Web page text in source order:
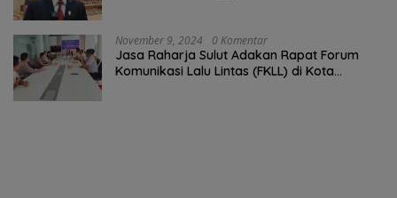
November 9, 2024 0 Komentar
Jasa Raharja Sulut Adakan Rapat Forum
Komunikasi Lalu Lintas (FKLL) di Kota